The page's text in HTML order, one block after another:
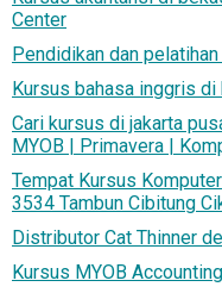
Center
Pendidikan dan
Kursus bahasa inggris
Cari kursus di jakarta
MYOB | Primavera |
Tempat Kursus
3534 Tambun Cibitung
Distributor Cat Thinner
Kursus MYOB